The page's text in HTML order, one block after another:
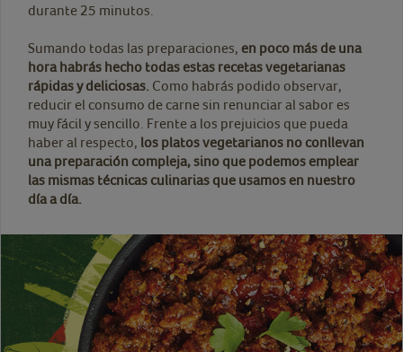
durante 25 minutos.
Sumando todas las preparaciones, en poco más de una
hora habrás hecho todas estas recetas vegetarianas
rápidas y deliciosas. Como habrás podido observar,
reducir el consumo de carne sin renunciar al sabor es
muy fácil y sencillo. Frente a los prejuicios que pueda
haber al respecto, los platos vegetarianos no conllevan
una preparación compleja, sino que podemos emplear
las mismas técnicas culinarias que usamos en nuestro
día a día.